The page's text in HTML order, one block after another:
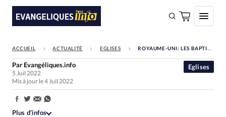
FAIRE UN DON
Faire un don
Société
ACCUEIL ACTUALITÉ EGLISES ROYAUME-UNI: LES BAPTISTES OUVRENT LE DÉBAT SUR LE MARIAGE HOMOSEXUEL DES PASTEURS
Eglises
Par Evangéliques.info
5 Juil 2022
Mis à jour le 4 Juil 2022
Partager:
Plus d’infos